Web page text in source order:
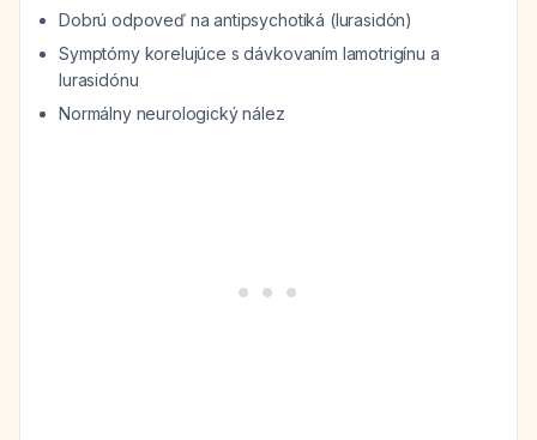
Dobrú odpoveď na antipsychotiká (lurasidón)
Symptómy korelujúce s dávkovaním lamotrigínu a
lurasidónu
Normálny neurologický nález